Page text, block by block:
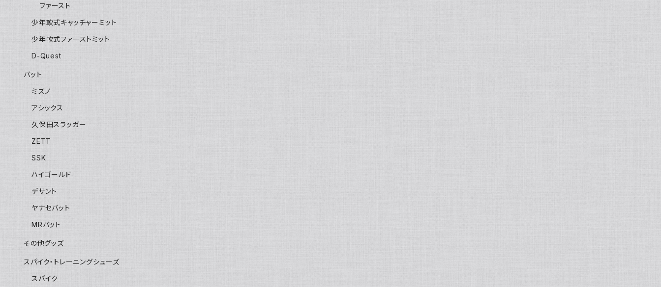
ファースト
少年軟式キャッチャーミット
少年軟式ファーストミット
D-Quest
バット
ミズノ
アシックス
久保田スラッガー
ZETT
SSK
ハイゴールド
デサント
ヤナセバット
MRバット
その他グッズ
スパイク・トレーニングシューズ
スパイク